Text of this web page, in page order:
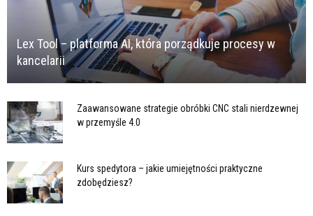
Lex Tool – platforma AI, która porządkuje procesy w
kancelarii
Zaawansowane strategie obróbki CNC stali nierdzewnej
w przemyśle 4.0
Kurs spedytora – jakie umiejętności praktyczne
zdobędziesz?